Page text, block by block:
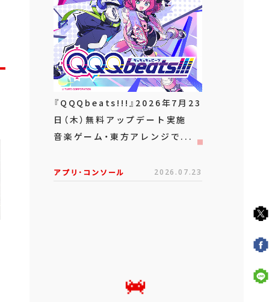
『QQQbeats!!!』2026年7月23
日（木）無料アップデート実施
音楽ゲーム・東方アレンジで...
アプリ･コンソール 2026.07.23